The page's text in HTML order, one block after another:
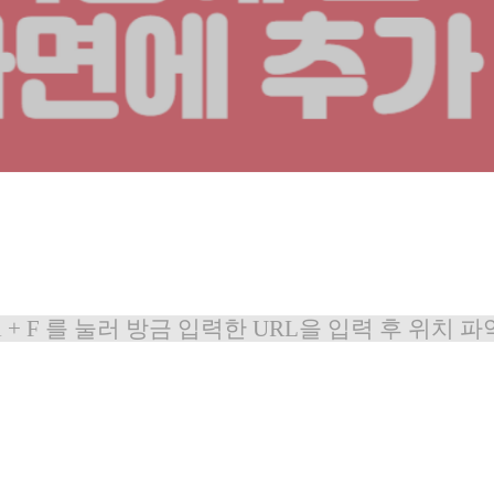
+ F 를 눌러 방금 입력한 URL을 입력 후 위치 파